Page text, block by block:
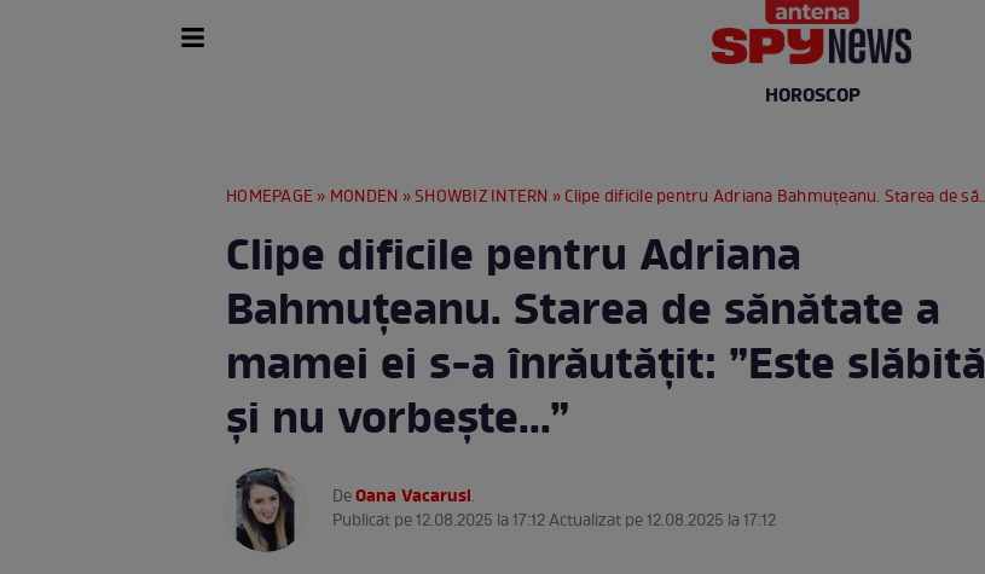
HOROSCOP
HOMEPAGE » MONDEN »SHOWBIZ INTERN » Clipe dificile pentru Adriana Bahmuțeanu. Starea de sănătate a mamei ei s-a înrăutățit: ”Este slăbită și nu vorbește...”
Clipe dificile pentru Adriana
Bahmuțeanu. Starea de sănătate a
mamei ei s-a înrăutățit: ”Este slăbită
și nu vorbește...”
DeOana Vacarusi.
Publicat pe 12.08.2025 la 17:12 Actualizat pe 12.08.2025 la 17:12